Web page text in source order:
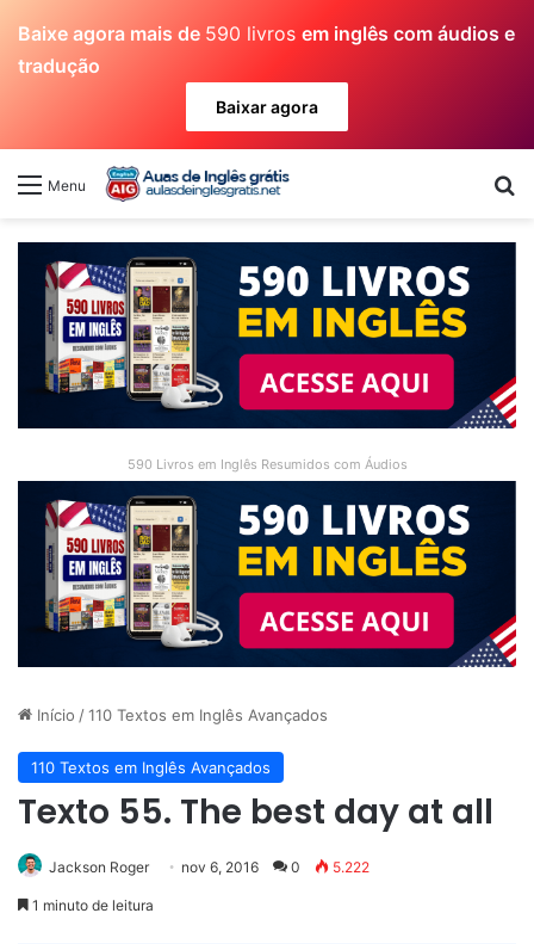
Baixe agora mais de 590 livros em inglês com áudios e
tradução
Baixar agora
Menu
590 Livros em Inglês Resumidos com Áudios
Início /110 Textos em Inglês Avançados
110 Textos em Inglês Avançados
Texto 55. The best day at all
Jackson Roger nov 6, 2016 0 5.222
1 minuto de leitura